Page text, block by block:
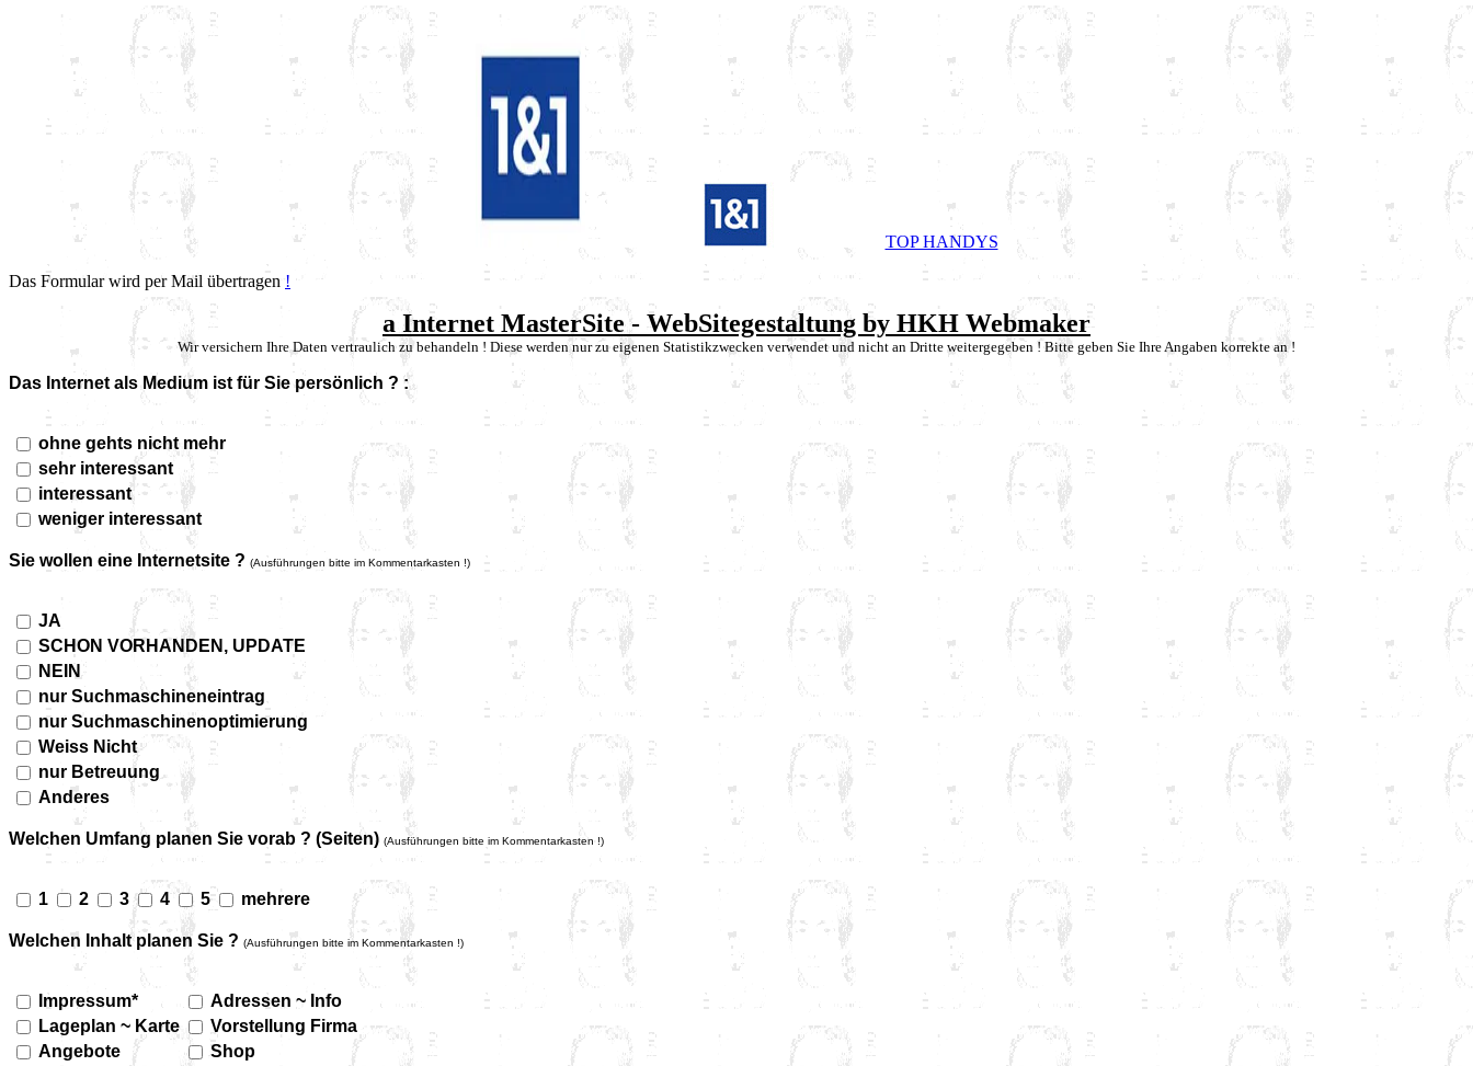
TOP HANDYS
Das Formular wird per Mail übertragen !
a Internet MasterSite - WebSitegestaltung by HKH Webmaker
Wir versichern Ihre Daten vertraulich zu behandeln ! Diese werden nur zu eigenen Statistikzwecken verwendet und nicht an Dritte weitergegeben ! Bitte geben Sie Ihre Angaben korrekte an !
Das Internet als Medium ist für Sie persönlich ? :
ohne gehts nicht mehr
sehr interessant
interessant
weniger interessant
Sie wollen eine Internetsite ? (Ausführungen bitte im Kommentarkasten !)
JA
SCHON VORHANDEN, UPDATE
NEIN
nur Suchmaschineneintrag
nur Suchmaschinenoptimierung
Weiss Nicht
nur Betreuung
Anderes
Welchen Umfang planen Sie vorab ? (Seiten) (Ausführungen bitte im Kommentarkasten !)
1 2 3 4 5 mehrere
Welchen Inhalt planen Sie ? (Ausführungen bitte im Kommentarkasten !)
Impressum*
Adressen ~ Info
Lageplan ~ Karte
Vorstellung Firma
Angebote
Shop